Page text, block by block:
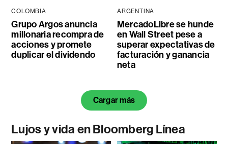
COLOMBIA
Grupo Argos anuncia
millonaria recompra de
acciones y promete
duplicar el dividendo
ARGENTINA
MercadoLibre se hunde
en Wall Street pese a
superar expectativas de
facturación y ganancia
neta
Cargar más
Lujos y vida en Bloomberg Línea